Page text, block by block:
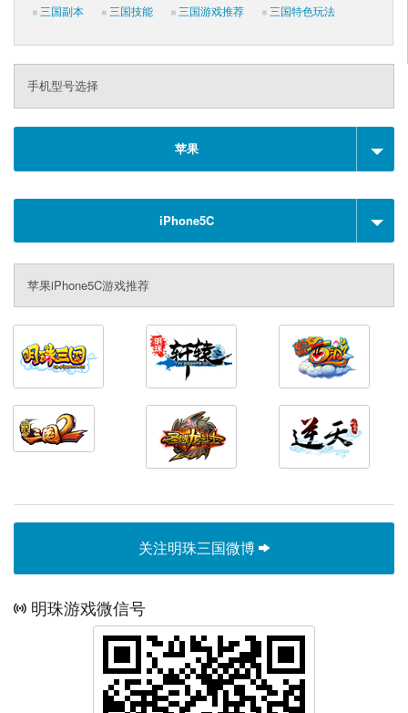
三国副本
三国技能 三国游戏推荐 三国特色玩法
手机型号选择
苹果
iPhone5C
苹果iPhone5C游戏推荐
关注明珠三国微博
明珠游戏微信号